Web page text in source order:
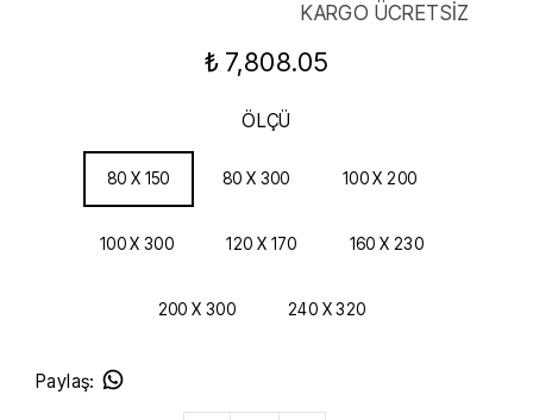
KARGO ÜCRETSİZ
₺ 7,808.05
ÖLÇÜ
80 X 150 80 X 300 100 X 200
100 X 300 120 X 170 160 X 230
200 X 300 240 X 320
Paylaş: